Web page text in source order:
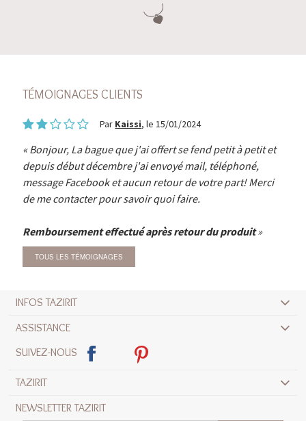
TÉMOIGNAGES CLIENTS
Par Kaissi, le 15/01/2024
Bonjour, La bague que j'ai offert se fend petit à petit et
depuis début décembre j'ai envoyé mail, téléphoné,
message Facebook et aucun retour de votre part! Merci
de me contacter pour savoir quoi faire.
Remboursement effectué après retour du produit
TOUS LES TÉMOIGNAGES
INFOS TAZIRIT
ASSISTANCE
SUIVEZ-NOUS
TAZIRIT
NEWSLETTER TAZIRIT